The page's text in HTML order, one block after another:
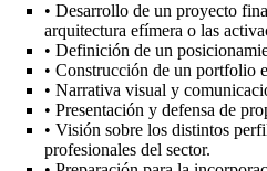
• Desarrollo de un proyecto
arquitectura efímera o las
• Definición de un
• Construcción de un portfolio
• Narrativa visual y
• Presentación y defensa de
• Visión sobre los distintos
profesionales del sector.